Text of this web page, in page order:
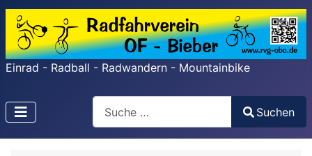
Einrad - Radball - Radwandern - Mountainbike
Search
Type 2 or more characters for results.
Suchen